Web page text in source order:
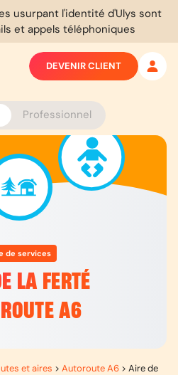
usurpant l'identité d'Ulys sont
et appels téléphoniques
Professionnel
DEVENIR CLIENT
de services
LA FERTÉ
A6
et aires > Autoroute A6 > Aire de